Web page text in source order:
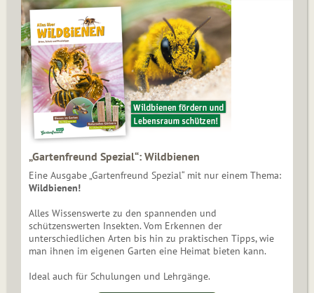
„Gartenfreund Spezial“: Wildbienen
Eine Ausgabe „Gartenfreund Spezial“ mit nur einem Thema:
Wildbienen!
Alles Wissenswerte zu den spannenden und
schützenswerten Insekten. Vom Erkennen der
unterschiedlichen Arten bis hin zu praktischen Tipps, wie
man ihnen im eigenen Garten eine Heimat bieten kann.
Ideal auch für Schulungen und Lehrgänge.